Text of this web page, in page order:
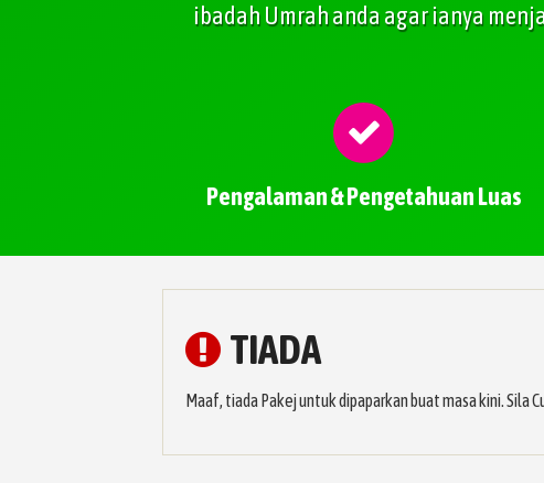
ibadah Umrah anda agar ianya
Pengalaman & Pengetahuan Luas
TIADA
Maaf, tiada Pakej untuk dipaparkan buat masa kini. Sila